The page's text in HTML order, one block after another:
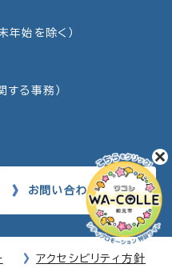
年始を除く）
る事務）
お問い合わせ
アクセシビリティ方針